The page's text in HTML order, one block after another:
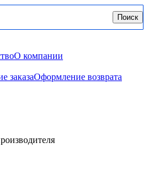
Поиск
О компании
заказаОформление возврата